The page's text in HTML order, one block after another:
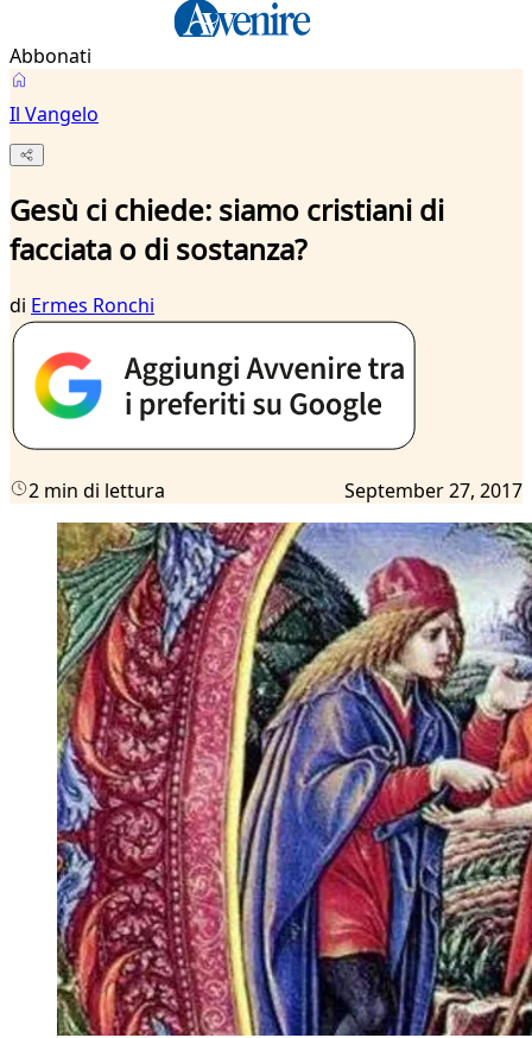
Abbonati
Il Vangelo
Gesù ci chiede: siamo cristiani di
facciata o di sostanza?
di Ermes Ronchi
2 min di lettura September 27, 2017